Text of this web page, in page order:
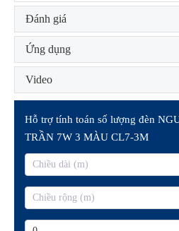
Đánh giá
Ứng dụng
Video
Hỗ trợ tính toán số lượng đèn
TRẦN 7W 3 MÀU CL7-3M